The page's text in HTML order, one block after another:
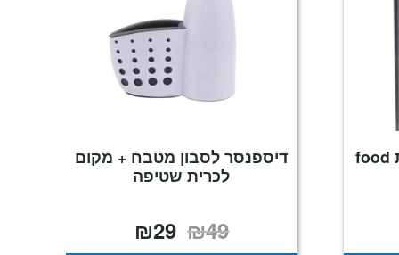
מעמד סכו"ם עגול מבית food
דיספנסר לסבון מטבח + מקום
לכרית שטיפה
₪49 המחיר
המקורי
היה:
₪29
הוא: